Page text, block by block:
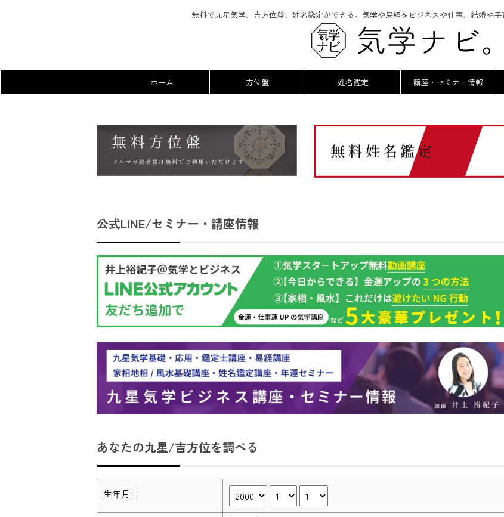
無料で九星気学、吉方位盤、姓名鑑定ができる。気学や易経をビジネスや仕事、結婚や
ホーム 方位盤 姓名鑑定 講座・セミナ－情報
公式LINE/セミナー・講座情報
あなたの九星/吉方位を調べる
生年月日